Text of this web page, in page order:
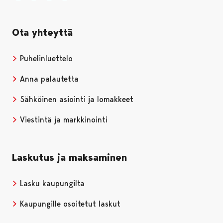
Ota yhteyttä
Puhelinluettelo
Anna palautetta
Sähköinen asiointi ja lomakkeet
Viestintä ja markkinointi
Laskutus ja maksaminen
Lasku kaupungilta
Kaupungille osoitetut laskut